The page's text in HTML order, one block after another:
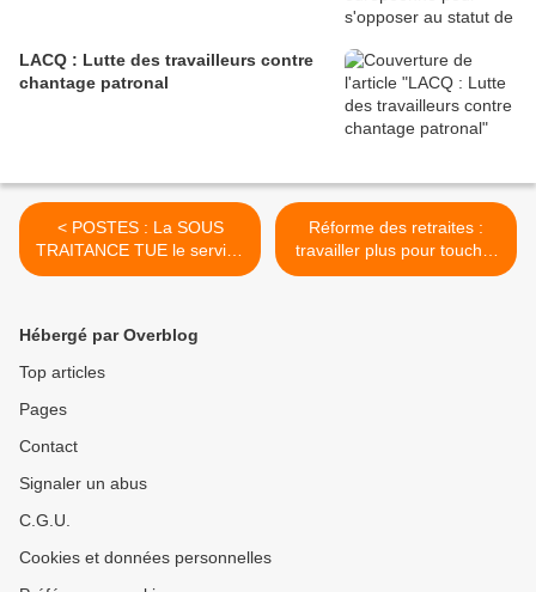
LACQ : Lutte des travailleurs contre
chantage patronal
< POSTES : La SOUS
TRAITANCE TUE le service
public ... ET TUE tout court
Réforme des retraites :
travailler plus pour toucher
moins ? par Jacques Sapir
Hébergé par Overblog
Top articles
Pages
Contact
Signaler un abus
C.G.U.
Cookies et données personnelles